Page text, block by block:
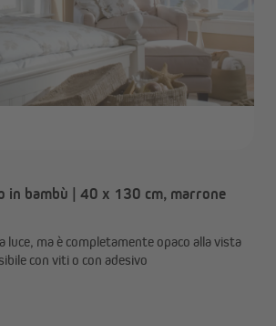
in bambù | 40 x 130 cm, marrone
luce, ma è completamente opaco alla vista
con viti o con adesivo